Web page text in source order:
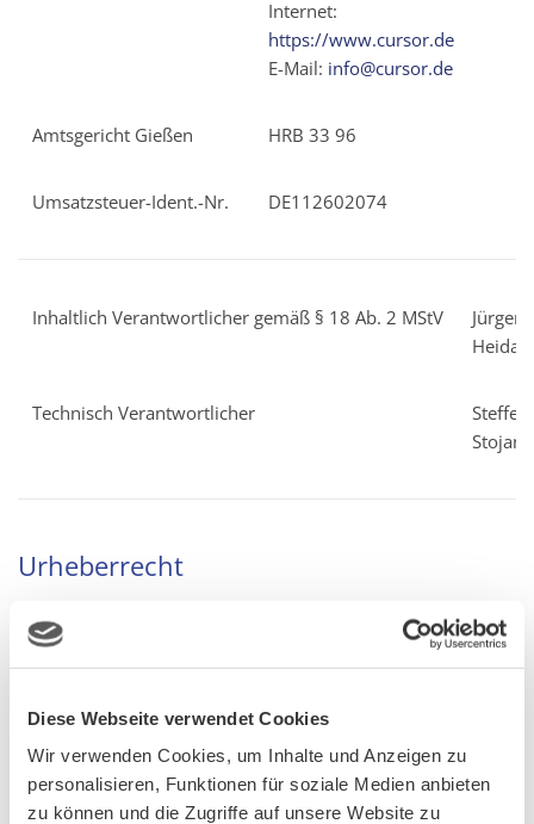
Diese Webseite verwendet Cookies
Wir verwenden Cookies, um Inhalte und Anzeigen zu
personalisieren, Funktionen für soziale Medien anbieten
zu können und die Zugriffe auf unsere Website zu
Internet:
https://www.cursor.de
E-Mail: info@cursor.de
Amtsgericht Gießen HRB 33 96
Umsatzsteuer-Ident.-Nr. DE112602074
Inhaltlich Verantwortlicher gemäß § 18 Ab. 2 MStV
Jürgen
Heidak
Technisch Verantwortlicher
Steffen
Urheberrecht
Alle Inhalte (insb. Bilder, Grafiken, Video- und
Audiosequenzen) unterliegen dem Urheberrechtsschutz.
stets die Urheberrechte anderer zu beachten bzw. auf selbst
shutterstock.com) zurückzugreifen. Sollte uns dies dennoch
nicht vollständig gelungen sein, möchten wir den